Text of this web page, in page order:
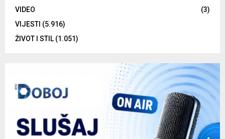
VIDEO
(3)
VIJESTI (5.916)
ŽIVOT I STIL(1.051)